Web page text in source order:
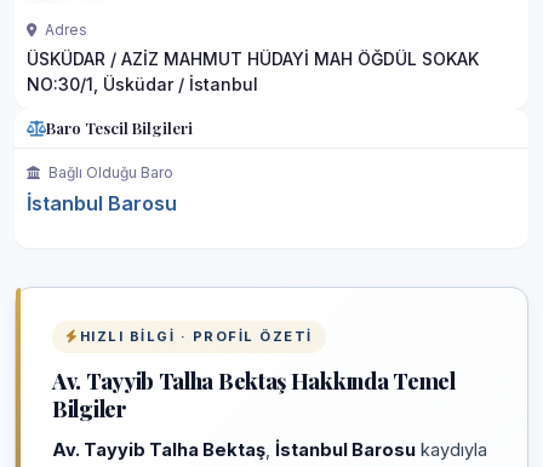
Adres
ÜSKÜDAR / AZİZ MAHMUT HÜDAYİ MAH ÖĞDÜL SOKAK
NO:30/1, Üsküdar / İstanbul
Baro Tescil Bilgileri
Bağlı Olduğu Baro
İstanbul Barosu
HIZLI BILGI · PROFIL ÖZETI
Av. Tayyib Talha Bektaş Hakkında Temel
Bilgiler
Av. Tayyib Talha Bektaş İstanbul Barosu kaydıyla